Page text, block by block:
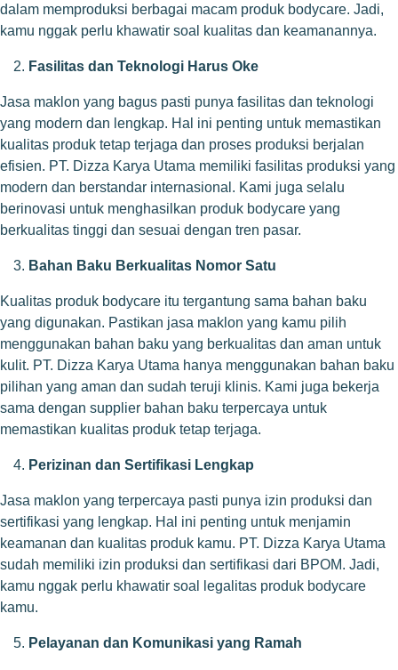
dalam memproduksi berbagai macam produk bodycare. Jadi,
kamu nggak perlu khawatir soal kualitas dan keamanannya.
Fasilitas dan Teknologi Harus Oke
Jasa maklon yang bagus pasti punya fasilitas dan teknologi
yang modern dan lengkap. Hal ini penting untuk memastikan
kualitas produk tetap terjaga dan proses produksi berjalan
efisien. PT. Dizza Karya Utama memiliki fasilitas produksi yang
modern dan berstandar internasional. Kami juga selalu
berinovasi untuk menghasilkan produk bodycare yang
berkualitas tinggi dan sesuai dengan tren pasar.
Bahan Baku Berkualitas Nomor Satu
Kualitas produk bodycare itu tergantung sama bahan baku
yang digunakan. Pastikan jasa maklon yang kamu pilih
menggunakan bahan baku yang berkualitas dan aman untuk
kulit. PT. Dizza Karya Utama hanya menggunakan bahan baku
pilihan yang aman dan sudah teruji klinis. Kami juga bekerja
sama dengan supplier bahan baku terpercaya untuk
memastikan kualitas produk tetap terjaga.
Perizinan dan Sertifikasi Lengkap
Jasa maklon yang terpercaya pasti punya izin produksi dan
sertifikasi yang lengkap. Hal ini penting untuk menjamin
keamanan dan kualitas produk kamu. PT. Dizza Karya Utama
sudah memiliki izin produksi dan sertifikasi dari BPOM. Jadi,
kamu nggak perlu khawatir soal legalitas produk bodycare
kamu.
Pelayanan dan Komunikasi yang Ramah